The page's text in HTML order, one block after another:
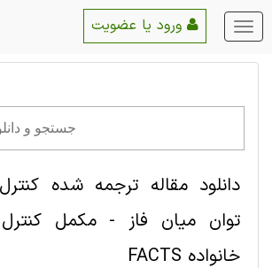
منو
اصلی
دانلود مقاله ترجمه شده
توان میان فاز - مکمل
خانواده FACTS